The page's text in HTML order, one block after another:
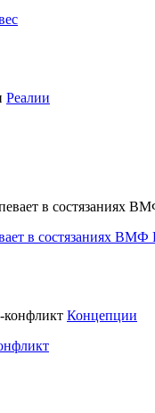
Реалии
в состязаниях ВМФ
Концепции